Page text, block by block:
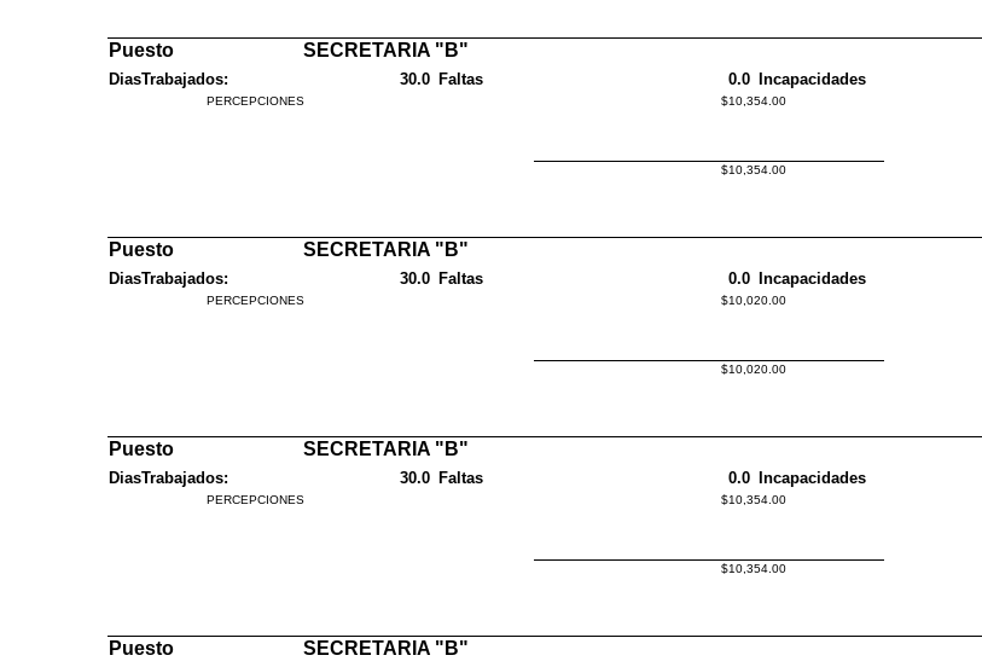
Puesto SECRETARIA "B"
DiasTrabajados: 30.0 Faltas 0.0 Incapacidades
PERCEPCIONES $10,354.00
$10,354.00
Puesto SECRETARIA "B"
DiasTrabajados: 30.0 Faltas 0.0 Incapacidades
PERCEPCIONES $10,020.00
$10,020.00
Puesto SECRETARIA "B"
DiasTrabajados: 30.0 Faltas 0.0 Incapacidades
PERCEPCIONES $10,354.00
$10,354.00
Puesto SECRETARIA "B"